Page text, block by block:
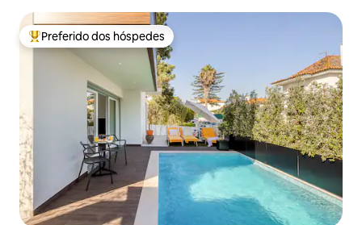
Entre os melhores preferidos dos hóspedes
Preferido dos hóspedes